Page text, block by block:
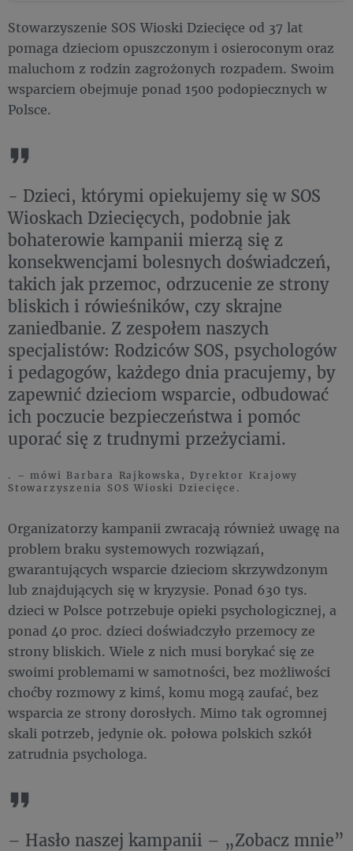
Stowarzyszenie SOS Wioski Dziecięce od 37 lat
pomaga dzieciom opuszczonym i osieroconym oraz
maluchom z rodzin zagrożonych rozpadem. Swoim
wsparciem obejmuje ponad 1500 podopiecznych w
Polsce.
- Dzieci, którymi opiekujemy się w SOS
Wioskach Dziecięcych, podobnie jak
bohaterowie kampanii mierzą się z
konsekwencjami bolesnych doświadczeń,
takich jak przemoc, odrzucenie ze strony
bliskich i rówieśników, czy skrajne
zaniedbanie. Z zespołem naszych
specjalistów: Rodziców SOS, psychologów
i pedagogów, każdego dnia pracujemy, by
zapewnić dzieciom wsparcie, odbudować
ich poczucie bezpieczeństwa i pomóc
uporać się z trudnymi przeżyciami.
. – mówi Barbara Rajkowska, Dyrektor Krajowy
Stowarzyszenia SOS Wioski Dziecięce.
Organizatorzy kampanii zwracają również uwagę na
problem braku systemowych rozwiązań,
gwarantujących wsparcie dzieciom skrzywdzonym
lub znajdujących się w kryzysie. Ponad 630 tys.
dzieci w Polsce potrzebuje opieki psychologicznej, a
ponad 40 proc. dzieci doświadczyło przemocy ze
strony bliskich. Wiele z nich musi borykać się ze
swoimi problemami w samotności, bez możliwości
choćby rozmowy z kimś, komu mogą zaufać, bez
wsparcia ze strony dorosłych. Mimo tak ogromnej
skali potrzeb, jedynie ok. połowa polskich szkół
zatrudnia psychologa.
– Hasło naszej kampanii – „Zobacz mnie”